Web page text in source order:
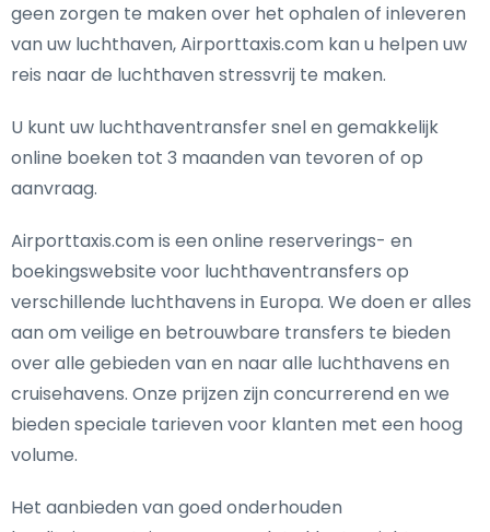
geen zorgen te maken over het ophalen of inleveren
van uw luchthaven, Airporttaxis.com kan u helpen uw
reis naar de luchthaven stressvrij te maken.
U kunt uw luchthaventransfer snel en gemakkelijk
online boeken tot 3 maanden van tevoren of op
aanvraag.
Airporttaxis.com is een online reserverings- en
boekingswebsite voor luchthaventransfers op
verschillende luchthavens in Europa. We doen er alles
aan om veilige en betrouwbare transfers te bieden
over alle gebieden van en naar alle luchthavens en
cruisehavens. Onze prijzen zijn concurrerend en we
bieden speciale tarieven voor klanten met een hoog
volume.
Het aanbieden van goed onderhouden